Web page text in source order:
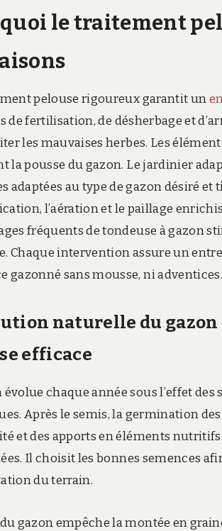
le traitement
pelouse rigoureux garantit un
de fertilisation, de désherbage et
les mauvaises herbes. Les
la pousse du gazon. Le jardinier
adaptées au type de gazon désiré
l’aération et le paillage
fréquents de tondeuse à gazon
Chaque intervention assure un
gazonné sans mousse, ni adventices.
naturelle du
efficace
évolue chaque année sous l’effet
Après le semis, la germination
et des apports en éléments
Il choisit les bonnes semences
du terrain.
gazon empêche la montée en